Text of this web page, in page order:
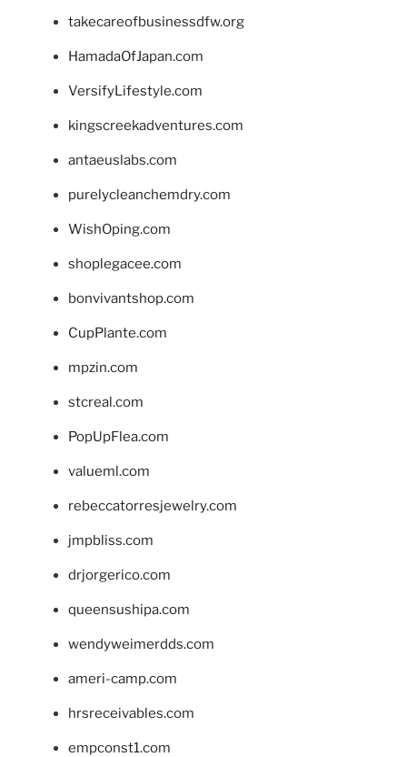
takecareofbusinessdfw.org
HamadaOfJapan.com
VersifyLifestyle.com
kingscreekadventures.com
antaeuslabs.com
purelycleanchemdry.com
WishOping.com
shoplegacee.com
bonvivantshop.com
CupPlante.com
mpzin.com
stcreal.com
PopUpFlea.com
valueml.com
rebeccatorresjewelry.com
jmpbliss.com
drjorgerico.com
queensushipa.com
wendyweimerdds.com
ameri-camp.com
hrsreceivables.com
empconst1.com